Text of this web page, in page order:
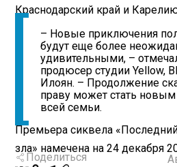
Краснодарский край и
– Новые приключения
будут еще более
удивительными, –
продюсер студии Yellow,
Илоян. – Продолжение
праву может стать
всей семьи.
Премьера сиквела
зла» намечена на 24 декабря
Поделиться